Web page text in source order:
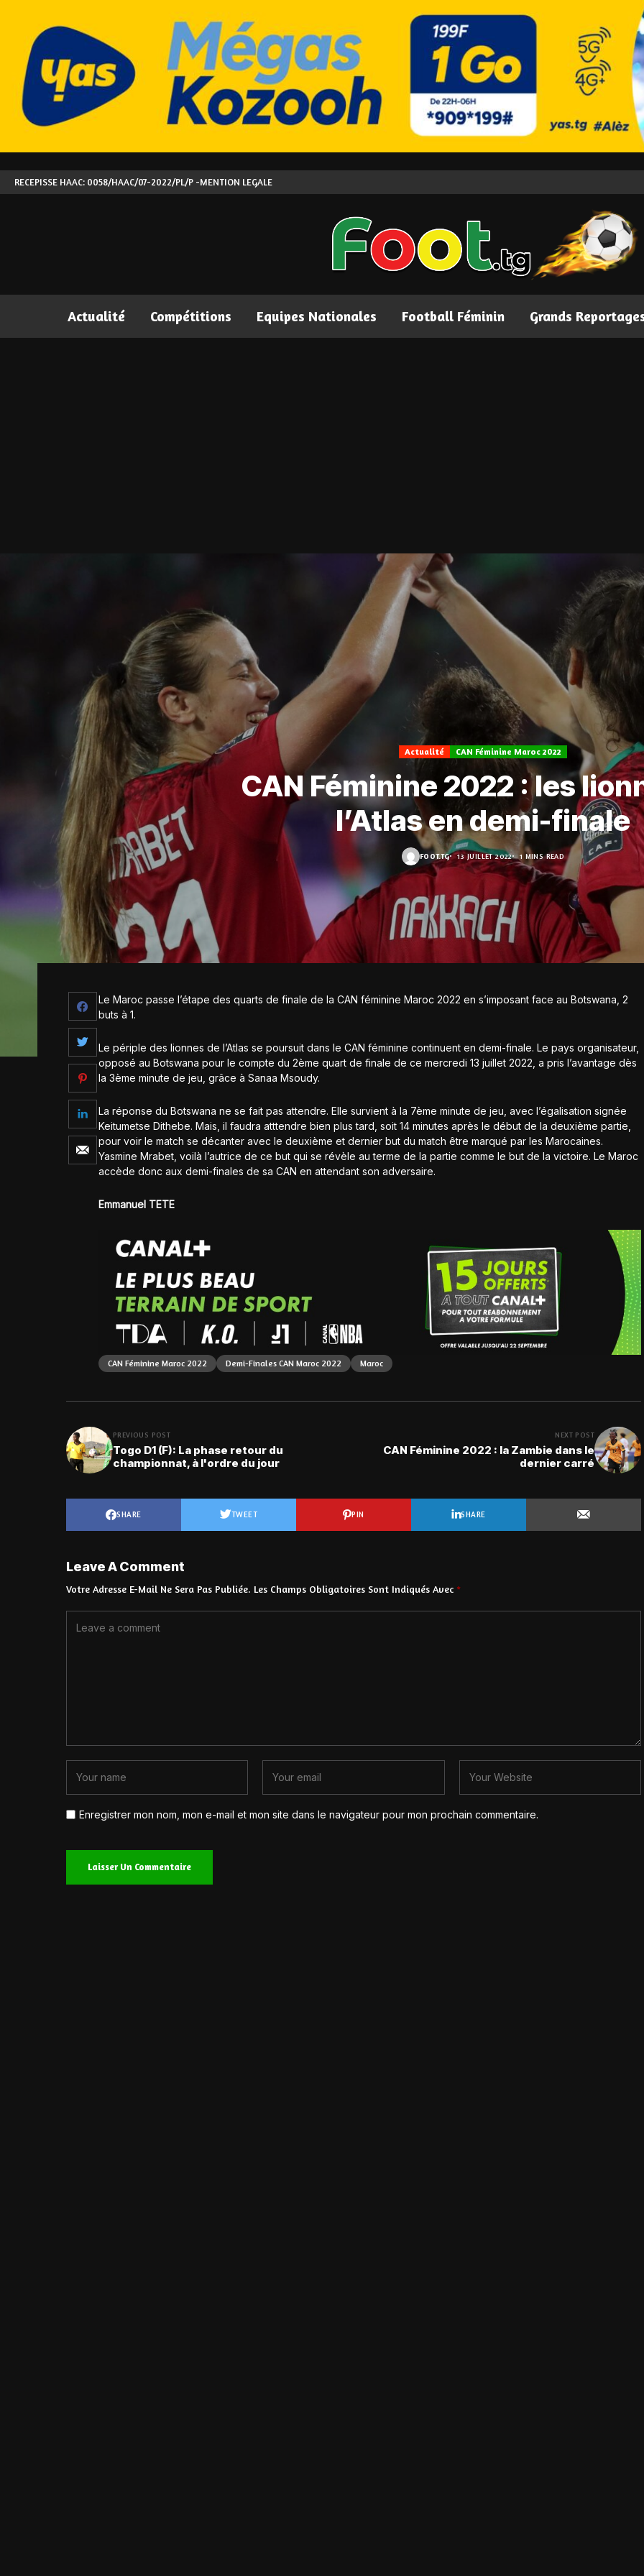
RECEPISSE HAAC: 0058/HAAC/07-2022/PL/P -MENTION LEGALE
Actualité Compétitions Equipes Nationales Football Féminin Grands
Actualité CAN Féminine Maroc 2022
CAN Féminine 2022 : les
l’Atlas en demi-finale
FOOT.TG 13 JUILLET 2022 1 MINS READ
Le Maroc passe l’étape des quarts de finale de la CAN féminine Maroc 2022 en s’imposant face au Botswana, 2
buts à 1.
Le périple des lionnes de l’Atlas se poursuit dans le CAN féminine continuent en demi-finale. Le pays organisateur,
opposé au Botswana pour le compte du 2ème quart de finale de ce mercredi 13 juillet 2022, a pris l’avantage dès
la 3ème minute de jeu, grâce à Sanaa Msoudy.
La réponse du Botswana ne se fait pas attendre. Elle survient à la 7ème minute de jeu, avec l’égalisation signée
Keitumetse Dithebe. Mais, il faudra atttendre bien plus tard, soit 14 minutes après le début de la deuxième partie,
pour voir le match se décanter avec le deuxième et dernier but du match être marqué par les Marocaines.
Yasmine Mrabet, voilà l’autrice de ce but qui se révèle au terme de la partie comme le but de la victoire. Le Maroc
accède donc aux demi-finales de sa CAN en attendant son adversaire.
Emmanuel TETE
CAN Féminine Maroc 2022 Demi-Finales CAN Maroc 2022 Maroc
PREVIOUS POST
Togo D1 (F): La phase retour du
championnat, à l'ordre du jour
NEXT POST
CAN Féminine 2022 : la Zambie dans le
dernier carré
SHARE TWEET PIN SHARE
Leave A Comment
Votre Adresse E-Mail Ne Sera Pas Publiée. Les Champs Obligatoires Sont Indiqués Avec *
Enregistrer mon nom, mon e-mail et mon site dans le navigateur pour mon prochain commentaire.